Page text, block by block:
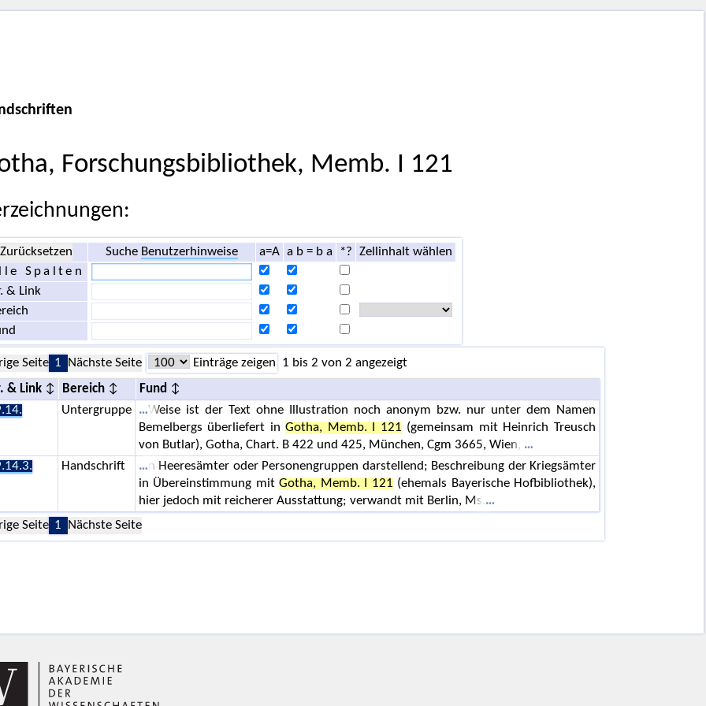
Forschungsbibliothek, Memb. I 121
Zurücksetzen Suche Benutzerhinweise a=A a b = b a *?
Zellinhalt wählen
Spalten
& Link
Seite 1 Nächste Seite Einträge zeigen 1 bis 2 von 2 angezeigt
& Link Bereich
Fund
Untergruppe
Weise ist der Text ohne Illustration noch anonym bzw. nur unter dem Namen
Bemelbergs überliefert inGotha, Memb. I 121 (gemeinsam mit Heinrich Treusch
von Butlar), Gotha, Chart. B 422 und 425, München, Cgm 3665, Wien,
Handschrift
n Heeresämter oder Personengruppen darstellend; Beschreibung der Kriegsämter
in Übereinstimmung mitGotha, Memb. I 121 (ehemals Bayerische Hofbibliothek),
hier jedoch mit reicherer Ausstattung; verwandt mit Berlin, Ms.
Seite 1 Nächste Seite